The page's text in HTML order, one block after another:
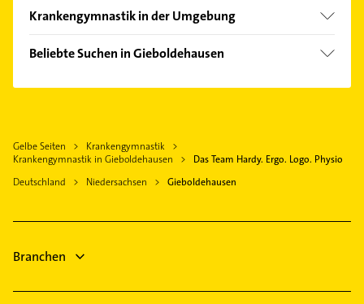
Krankengymnastik in der Umgebung
Hattorf am Harz
Duderstadt
Sonnenstein
Northeim
Bovenden
Nörten-Hardenberg
Beliebte Suchen in Gieboldehausen
Zahnarzt
Lüftungsanlagen
Heizungsfirmen
Hausarzt
Gelbe Seiten
Krankengymnastik
Krankengymnastik in Gieboldehausen
Das Team Hardy. Ergo. Logo. Physio
Deutschland
Niedersachsen Gieboldehausen
Branchen